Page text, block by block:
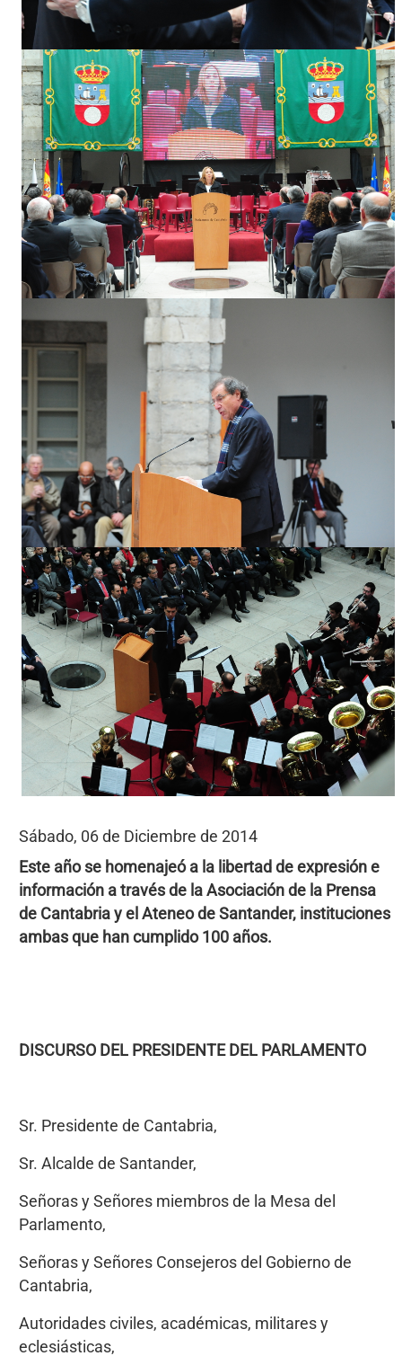
Sábado, 06 de Diciembre de 2014
Este año se homenajeó a la libertad de expresión e
información a través de la Asociación de la Prensa
de Cantabria y el Ateneo de Santander, instituciones
ambas que han cumplido 100 años.
DISCURSO DEL PRESIDENTE DEL PARLAMENTO
Sr. Presidente de Cantabria,
Sr. Alcalde de Santander,
Señoras y Señores miembros de la Mesa del
Parlamento,
Señoras y Señores Consejeros del Gobierno de
Cantabria,
Autoridades civiles, académicas, militares y
eclesiásticas,